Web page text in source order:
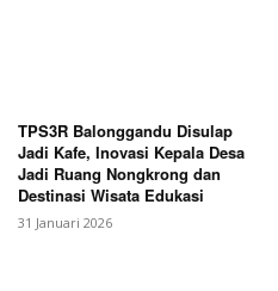
TPS3R Balonggandu Disulap
Jadi Kafe, Inovasi Kepala Desa
Jadi Ruang Nongkrong dan
Destinasi Wisata Edukasi
31 Januari 2026